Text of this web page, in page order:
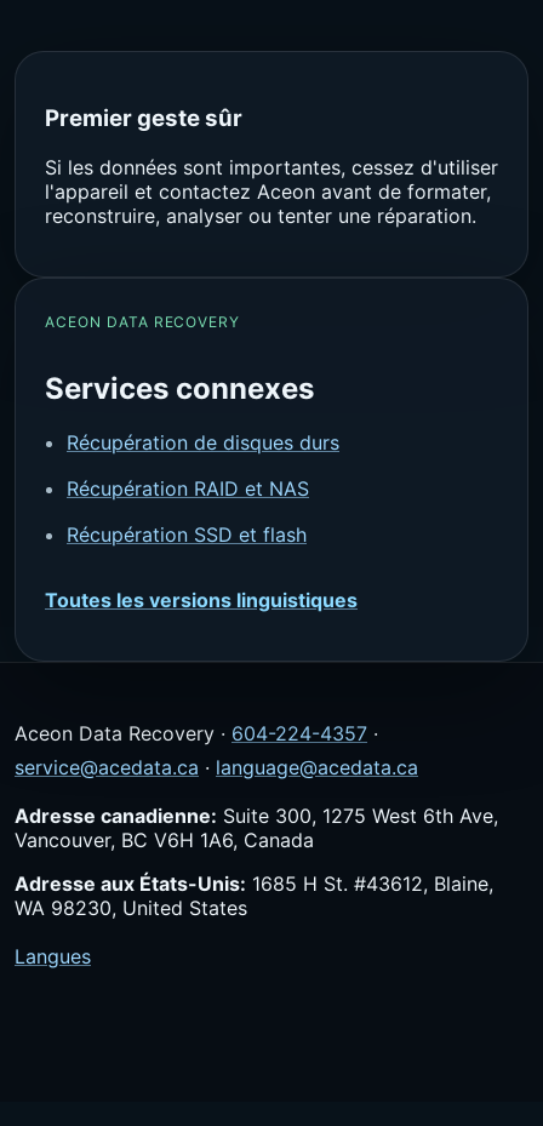
Premier geste sûr
Si les données sont importantes, cessez d'utiliser
l'appareil et contactez Aceon avant de formater,
reconstruire, analyser ou tenter une réparation.
ACEON DATA RECOVERY
Services connexes
Récupération de disques durs
Récupération RAID et NAS
Récupération SSD et flash
Toutes les versions linguistiques
Aceon Data Recovery · 604-224-4357 ·
service@acedata.ca · language@acedata.ca
Adresse canadienne: Suite 300, 1275 West 6th Ave,
Vancouver, BC V6H 1A6, Canada
Adresse aux États-Unis: 1685 H St. #43612, Blaine,
WA 98230, United States
Langues